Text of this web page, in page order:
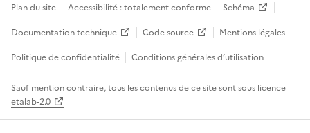
Plan du site Accessibilité : totalement conforme
Schéma
Documentation technique
Code source
Mentions légales
Politique de confidentialité
Conditions générales d’utilisation
Sauf mention contraire, tous les contenus de ce site sont sous licence
etalab-2.0